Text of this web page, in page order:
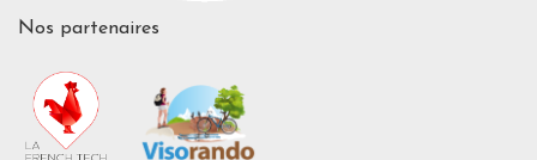
Nos partenaires